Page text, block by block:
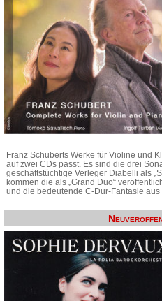
Franz Schuberts Werke für Violine und
auf zwei CDs passt. Es sind die drei
geschäftstüchtige Verleger Diabelli als
kommen die als „Grand Duo“
und die bedeutende C-Dur-Fantasie aus